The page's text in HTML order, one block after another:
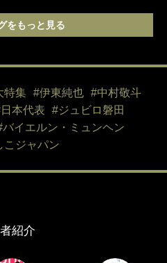
をもっと見る
特集 #伊東純也
#中村敬斗
本代表
#ジュビロ磐田
バイエルン・ミュンヘン
こジャパン
紹介